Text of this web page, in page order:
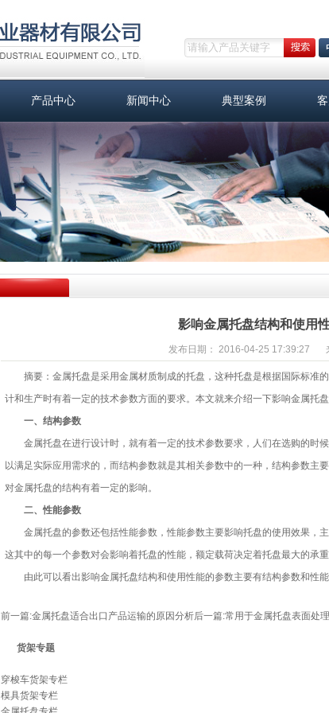
产品中心 新闻中心 典型案例
影响金属托盘结构和使用
发布日期： 2016-04-25 17:39:27
摘要： 金属托盘是采用金属材质制成的托盘，这种托盘是根据国际标准
计和生产时有着一定的技术参数方面的要求。本文就来介绍一下影响金属托
一、结构参数
金属托盘在进行设计时，就有着一定的技术参数要求，人们在选购的时
以满足实际应用需求的，而结构参数就是其相关参数中的一种，结构参数主
对金属托盘的结构有着一定的影响。
二、性能参数
金属托盘的参数还包括性能参数，性能参数主要影响托盘的使用效果，主
这其中的每一个参数对会影响着托盘的性能，额定载荷决定着托盘最大的承
由此可以看出影响金属托盘结构和使用性能的参数主要有结构参数和性能
前一篇:金属托盘适合出口产品运输的原因分析后一篇:常用于金属托盘表面处
货架专题
穿梭车货架专栏
模具货架专栏